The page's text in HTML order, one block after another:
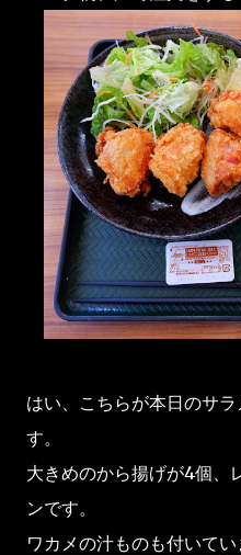
はい、こちらが本日のサ
す。
大きめのから揚げが4個、
ンです。
ワカメの汁ものも付いてい